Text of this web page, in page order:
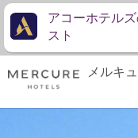
メルキ
アコーホテル
スト